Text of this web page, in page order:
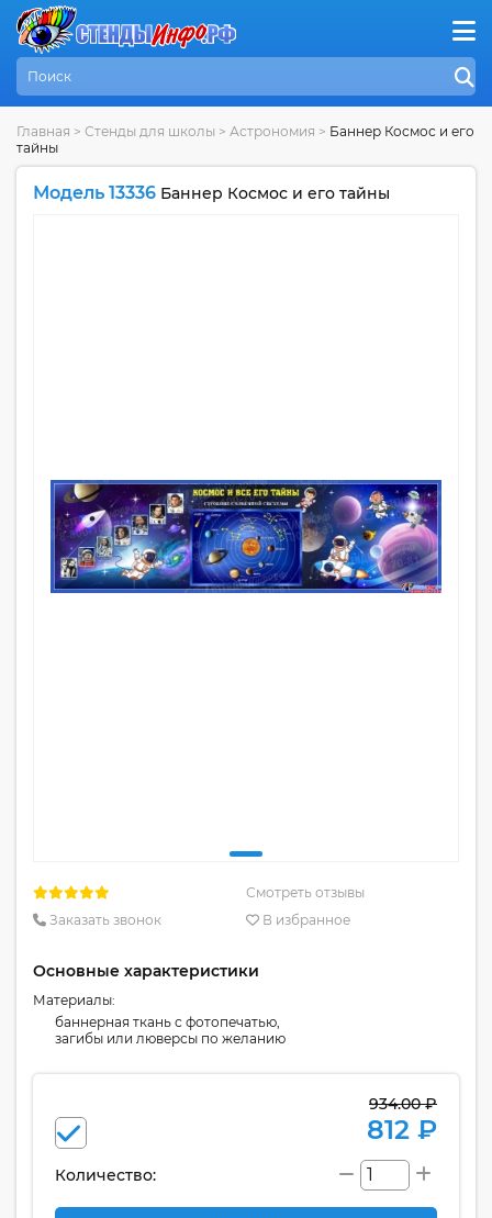
Главная > Стенды для школы > Астрономия > Баннер Космос и его
тайны
Модель 13336 Баннер Космос и его тайны
Смотреть отзывы
Заказать звонок
В избранное
Основные характеристики
Материалы:
баннерная ткань с фотопечатью,
загибы или люверсы по желанию
934.00 ₽
812 ₽
Количество: